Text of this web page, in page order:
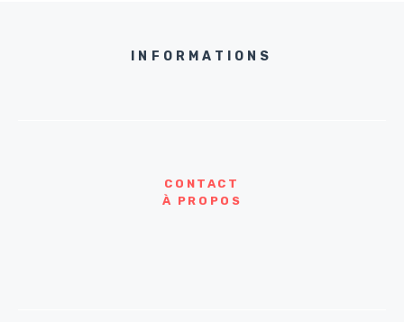
INFORMATIONS
CONTACT
À PROPOS